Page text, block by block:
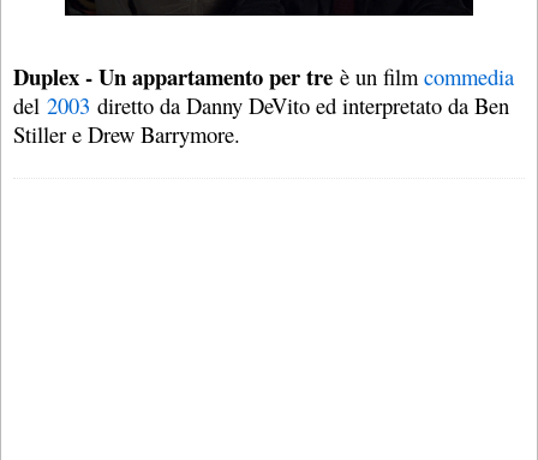
Duplex - Un appartamento per tre è un filmcommedia
del 2003 diretto da Danny DeVito ed interpretato da Ben
Stiller e Drew Barrymore.